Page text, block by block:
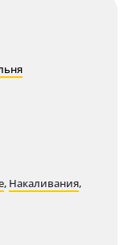
, Накаливания,